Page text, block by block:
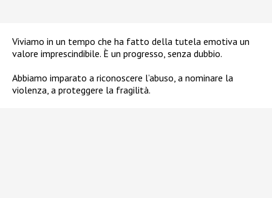
Viviamo in un tempo che ha fatto della tutela emotiva un
valore imprescindibile. È un progresso, senza dubbio.
Abbiamo imparato a riconoscere l’abuso, a nominare la
violenza, a proteggere la fragilità.